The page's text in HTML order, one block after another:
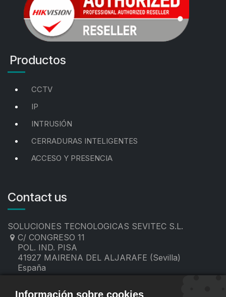
Productos
CCTV
IP
INTRUSIÓN
CERRADURAS INTELIGENTES
ACCESO Y PRESENCIA
Contact us
SOLUCIONES TECNOLOGICAS SEVITEC S.L.
C/ CONGRESO 11
POL. IND. PISA
41927 MAIRENA DEL ALJARAFE (Sevilla)
España
contacto@sevitec.es
Información sobre cookies